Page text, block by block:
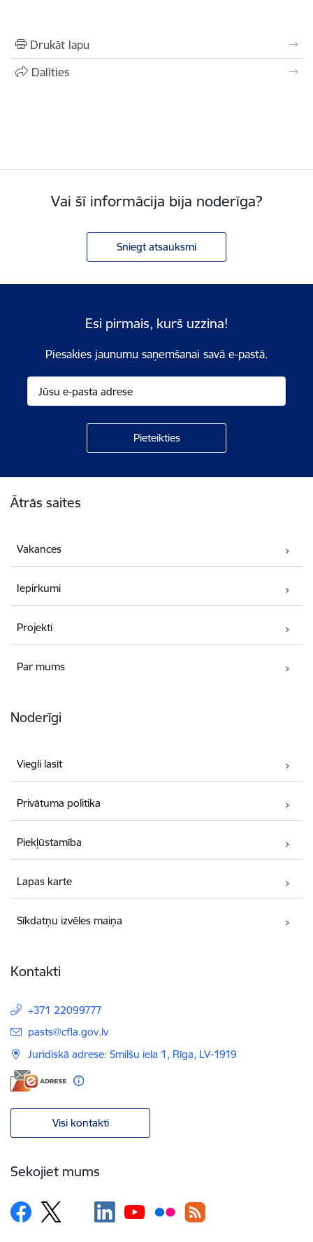
Drukāt lapu
Dalīties
Vai šī informācija bija noderīga?
Sniegt atsauksmi
Esi pirmais, kurš uzzina!
Piesakies jaunumu saņemšanai savā e-pastā.
Ātrās saites
Vakances
Iepirkumi
Projekti
Par mums
Noderīgi
Viegli lasīt
Privātuma politika
Piekļūstamība
Lapas karte
Sīkdatņu izvēles maiņa
Kontakti
+371 22099777
E-pasts:
pasts@cfla.gov.lv
Juridiskā adrese: Smilšu iela 1, Rīga, LV-1919
Visi kontakti
Sekojiet mums